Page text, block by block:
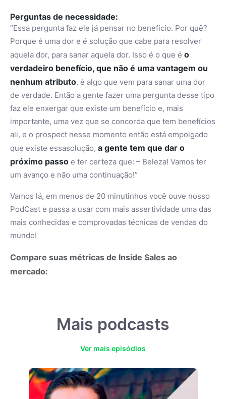
Perguntas de necessidade:
“Essa pergunta faz ele já pensar no benefício. Por quê?
Porque é uma dor e é solução que cabe para resolver
aquela dor, para sanar aquela dor. Isso é o que é o
verdadeiro benefício, que não é uma vantagem ou
nenhum atributo, é algo que vem para sanar uma dor
de verdade. Então a gente fazer uma pergunta desse tipo
faz ele enxergar que existe um benefício e, mais
importante, uma vez que se concorda que tem benefícios
ali, e o prospect nesse momento então está empolgado
que existe essasolução, a gente tem que dar o
próximo passo e ter certeza que: – Beleza! Vamos ter
um avanço e não uma continuação!”
Vamos lá, em menos de 20 minutinhos você ouve nosso
PodCast e passa a usar com mais assertividade uma das
mais conhecidas e comprovadas técnicas de vendas do
mundo!
Compare suas métricas de Inside Sales ao
mercado:
Mais podcasts
Ver mais episódios